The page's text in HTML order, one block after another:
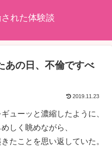
れた体験談
あの日、不倫ですべ
2019.11.23
ューッと濃縮したように、
しく眺めながら、
たことを思い返していた。